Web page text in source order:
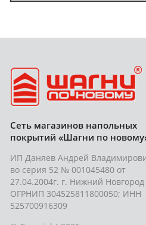
Сеть магазинов напольных
покрытий «Шагни по
ИП Даняев Андрей
во серия 52 № 001045480 от
27.04.2004г. г. Нижний Новгород
ОГРНИП 304525811800050; ИНН
525700916309